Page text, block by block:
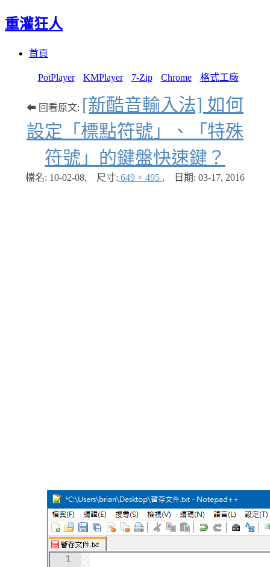
重灌狂人
首頁
PotPlayer KMPlayer 7-Zip Chrome 格式工廠
⬅ 回看原文: [新酷音輸入法] 如何
設定「標點符號」、「特殊
符號」的鍵盤快速鍵？
檔名: 10-02-08, 尺寸: 649 × 495 , 日期: 03-17, 2016